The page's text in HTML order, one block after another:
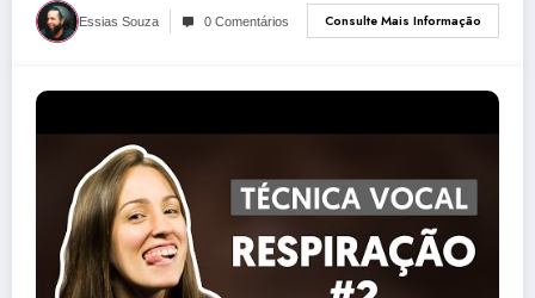
Essias Souza 0 Comentários Consulte Mais Informação